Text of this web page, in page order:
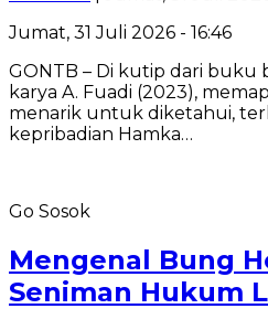
Jumat, 31 Juli 2026 - 16:46
GONTB – Di kutip dari buku
karya A. Fuadi (2023),
menarik untuk diketahui,
kepribadian Hamka…
Go Sosok
Mengenal Bung
Seniman Hukum